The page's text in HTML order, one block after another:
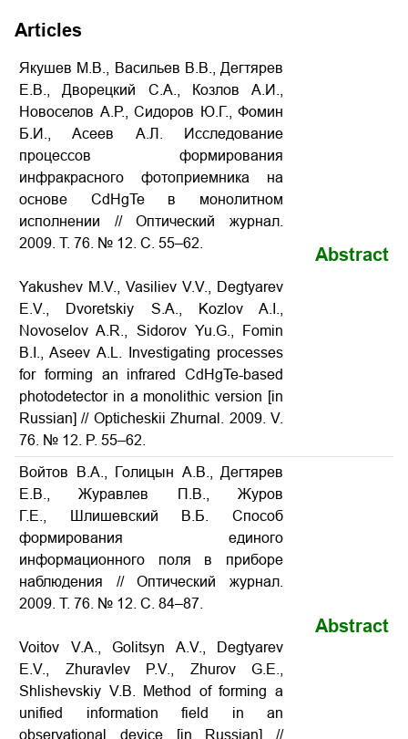
Articles
Якушев М.В., Васильев В.В., Дегтярев
Е.В., Дворецкий С.А., Козлов А.И.,
Новоселов А.Р., Сидоров Ю.Г., Фомин
Б.И., Асеев А.Л. Исследование
процессов формирования
инфракрасного фотоприемника на
основе CdHgTe в монолитном
исполнении // Оптический журнал.
2009. Т. 76. № 12. С. 55–62.
Yakushev M.V., Vasiliev V.V., Degtyarev
E.V., Dvoretskiy S.A., Kozlov A.I.,
Novoselov A.R., Sidorov Yu.G., Fomin
B.I., Aseev A.L. Investigating processes
for forming an infrared CdHgTe-based
photodetector in a monolithic version [in
Russian] // Opticheskii Zhurnal. 2009. V.
76. № 12. P. 55–62.
Abstract
Войтов В.А., Голицын А.В., Дегтярев
Е.В., Журавлев П.В., Журов
Г.Е., Шлишевский В.Б. Способ
формирования единого
информационного поля в приборе
наблюдения // Оптический журнал.
2009. Т. 76. № 12. С. 84–87.
Voitov V.A., Golitsyn A.V., Degtyarev
E.V., Zhuravlev P.V., Zhurov G.E.,
Shlishevskiy V.B. Method of forming a
unified information field in an
observational device [in Russian] //
Abstract